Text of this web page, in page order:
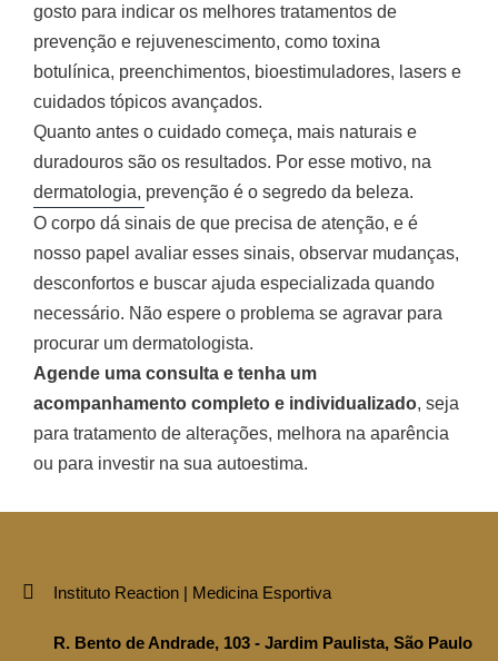
gosto para indicar os melhores tratamentos de
prevenção e rejuvenescimento, como toxina
botulínica, preenchimentos, bioestimuladores, lasers e
cuidados tópicos avançados.
Quanto antes o cuidado começa, mais naturais e
duradouros são os resultados. Por esse motivo, na
dermatologia, prevenção é o segredo da beleza.
O corpo dá sinais de que precisa de atenção, e é
nosso papel avaliar esses sinais, observar mudanças,
desconfortos e buscar ajuda especializada quando
necessário. Não espere o problema se agravar para
procurar um dermatologista.
Agende uma consulta e tenha um
acompanhamento completo e individualizado, seja
para tratamento de alterações, melhora na aparência
ou para investir na sua autoestima.
Instituto Reaction | Medicina Esportiva
R. Bento de Andrade, 103 - Jardim Paulista, São Paulo